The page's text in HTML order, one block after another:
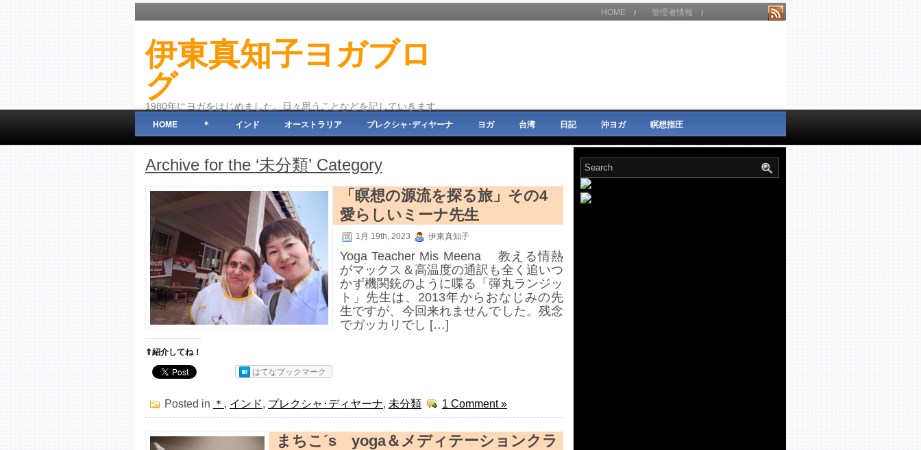
HOME 管理者情報
伊東真知子ヨガブロ
グ
1980年にヨガをはじめました。日々思うことなどを記していきます。
HOME ＊ インド オーストラリア プレクシャ･ディヤーナ ヨガ 台湾 日記 沖ヨガ 瞑想指圧
Archive for the ‘未分類’ Category
「瞑想の源流を探る旅」その4
愛らしいミーナ先生
1月 19th, 2023 伊東真知子
Yoga Teacher Mis Meena 教える情熱
がマックス＆高温度の通訳も全く追いつ
かず機関銃のように喋る「弾丸ランジッ
ト」先生は、2013年からおなじみの先
生ですが、今回来れませんでした。残念
でガッカリでし […]
⇑紹介してね！
はてなブックマーク
Posted in ＊ , インド, プレクシャ･ディヤーナ, 未分類 1 Comment »
まちこ´s yoga＆メディテーションクラ